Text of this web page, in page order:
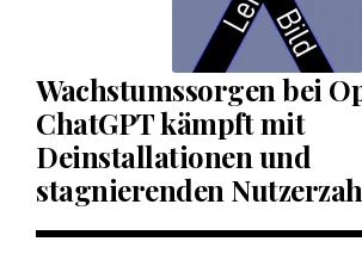
Wachstumssorgen bei
ChatGPT kämpft mit
Deinstallationen und
stagnierenden